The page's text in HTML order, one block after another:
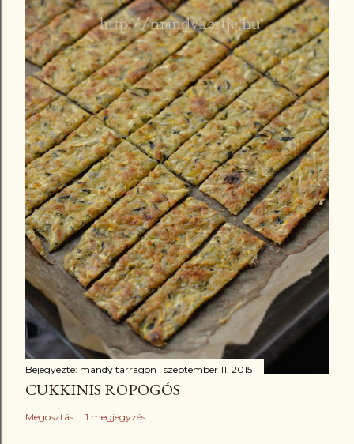
Bejegyezte: mandy tarragon szeptember 11, 2015
CUKKINIS ROPOGÓS
Megosztás 1 megjegyzés